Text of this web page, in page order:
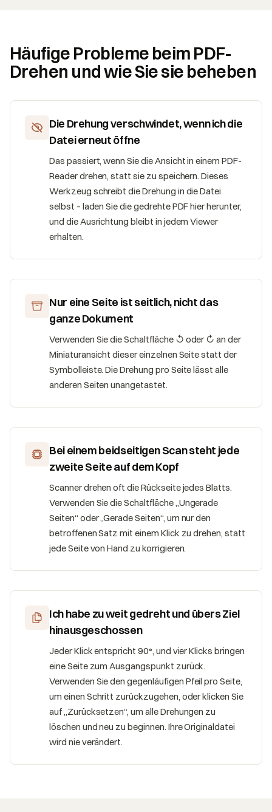
Häufige Probleme beim PDF-
Drehen und wie Sie sie beheben
Die Drehung verschwindet, wenn ich die
Datei erneut öffne
Das passiert, wenn Sie die Ansicht in einem PDF-
Reader drehen, statt sie zu speichern. Dieses
Werkzeug schreibt die Drehung in die Datei
selbst – laden Sie die gedrehte PDF hier herunter,
und die Ausrichtung bleibt in jedem Viewer
erhalten.
Nur eine Seite ist seitlich, nicht das
ganze Dokument
Verwenden Sie die Schaltfläche ↺ oder ↻ an der
Miniaturansicht dieser einzelnen Seite statt der
Symbolleiste. Die Drehung pro Seite lässt alle
anderen Seiten unangetastet.
Bei einem beidseitigen Scan steht jede
zweite Seite auf dem Kopf
Scanner drehen oft die Rückseite jedes Blatts.
Verwenden Sie die Schaltfläche „Ungerade
Seiten“ oder „Gerade Seiten“, um nur den
betroffenen Satz mit einem Klick zu drehen, statt
jede Seite von Hand zu korrigieren.
Ich habe zu weit gedreht und übers Ziel
hinausgeschossen
Jeder Klick entspricht 90°, und vier Klicks bringen
eine Seite zum Ausgangspunkt zurück.
Verwenden Sie den gegenläufigen Pfeil pro Seite,
um einen Schritt zurückzugehen, oder klicken Sie
auf „Zurücksetzen“, um alle Drehungen zu
löschen und neu zu beginnen. Ihre Originaldatei
wird nie verändert.